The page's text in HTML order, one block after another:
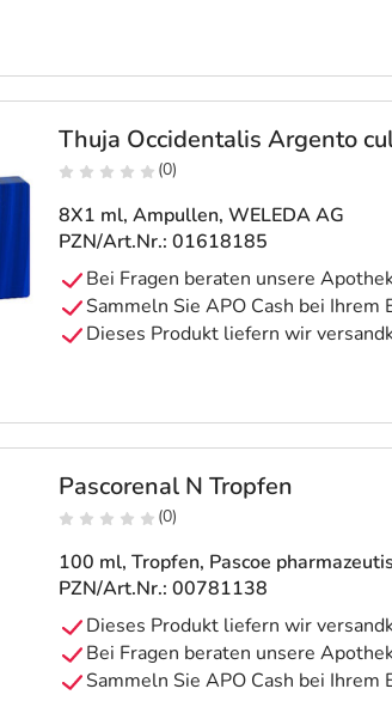
Thuja Occidentalis Argento
(0)
8X1 ml, Ampullen, WELEDA AG
PZN/Art.Nr.: 01618185
Pascorenal N Tropfen
(0)
100 ml, Tropfen, Pascoe
PZN/Art.Nr.: 00781138